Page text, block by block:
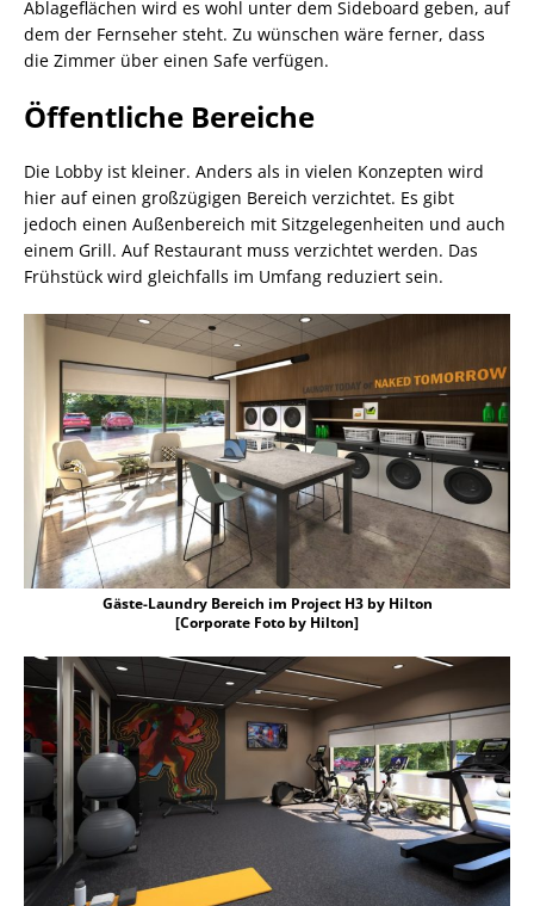
Ablageflächen wird es wohl unter dem Sideboard geben, auf
dem der Fernseher steht. Zu wünschen wäre ferner, dass
die Zimmer über einen Safe verfügen.
Öffentliche Bereiche
Die Lobby ist kleiner. Anders als in vielen Konzepten wird
hier auf einen großzügigen Bereich verzichtet. Es gibt
jedoch einen Außenbereich mit Sitzgelegenheiten und auch
einem Grill. Auf Restaurant muss verzichtet werden. Das
Frühstück wird gleichfalls im Umfang reduziert sein.
Gäste-Laundry Bereich im Project H3 by Hilton
[Corporate Foto by Hilton]